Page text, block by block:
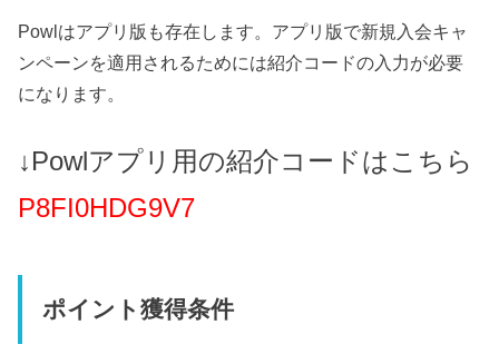
Powlはアプリ版も存在します。アプリ版で新規入会キャ
ンペーンを適用されるためには紹介コードの入力が必要
になります。
↓Powlアプリ用の紹介コードはこちら
P8FI0HDG9V7
ポイント獲得条件